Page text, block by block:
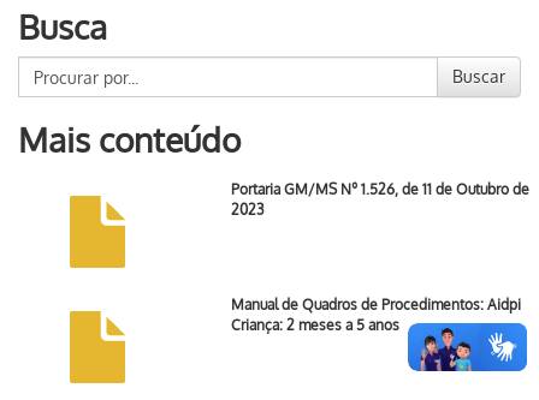
Busca
Buscar
Mais conteúdo
Portaria GM/MS Nº 1.526, de 11 de Outubro de
2023
Manual de Quadros de Procedimentos: Aidpi
Criança: 2 meses a 5 anos